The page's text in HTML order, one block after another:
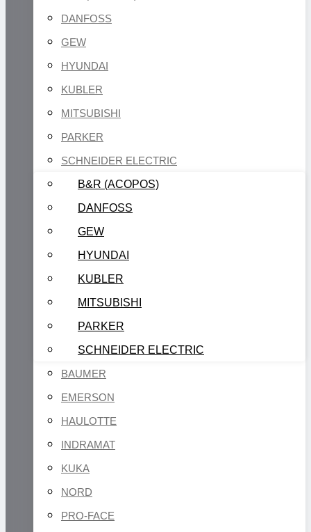
DANFOSS
GEW
HYUNDAI
KUBLER
MITSUBISHI
PARKER
SCHNEIDER ELECTRIC
B&R (ACOPOS)
DANFOSS
GEW
HYUNDAI
KUBLER
MITSUBISHI
PARKER
SCHNEIDER ELECTRIC
BAUMER
EMERSON
HAULOTTE
INDRAMAT
KUKA
NORD
PRO-FACE